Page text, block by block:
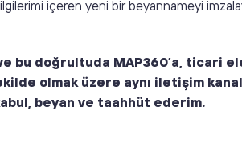
içeren yeni bir beyannameyi
bu doğrultuda MAP360’a, ticari
olmak üzere aynı iletişim
beyan ve taahhüt ederim.